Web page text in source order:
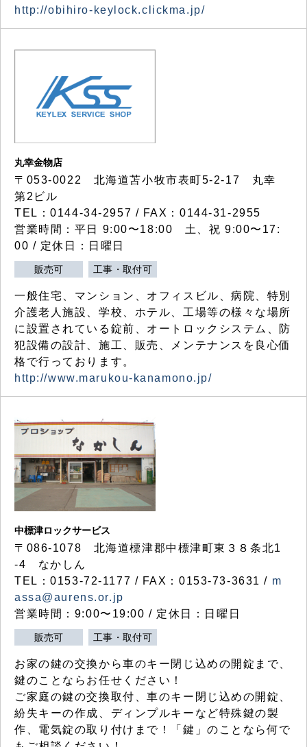
http://obihiro-keylock.clickma.jp/
丸幸金物店
〒053-0022 北海道苫小牧市表町5-2-17 丸幸
第2ビル
TEL：0144-34-2957 / FAX：0144-31-2955
営業時間：平日 9:00〜18:00 土、祝 9:00〜17:
00 / 定休日：日曜日
販売可 工事・取付可
一般住宅、マンション、オフィスビル、病院、特別
介護老人施設、学校、ホテル、工場等の様々な場所
に設置されている錠前、オートロックシステム、防
犯設備の設計、施工、販売、メンテナンスを良心価
格で行っております。
http://www.marukou-kanamono.jp/
中標津ロックサービス
〒086-1078 北海道標津郡中標津町東３８条北1
-4 なかしん
TEL：0153-72-1177 / FAX：0153-73-3631 / m
assa@aurens.or.jp
営業時間：9:00〜19:00 / 定休日：日曜日
販売可 工事・取付可
お家の鍵の交換から車のキー閉じ込めの開錠まで、
鍵のことならお任せください！
ご家庭の鍵の交換取付、車のキー閉じ込めの開錠、
紛失キーの作成、ディンプルキーなど特殊鍵の製
作、電気錠の取り付けまで！「鍵」のことなら何で